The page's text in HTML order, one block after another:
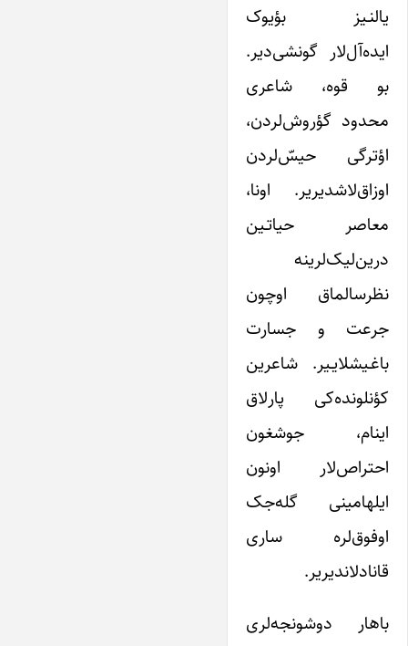
یالنـیز بؤیوک
ایده‌آل‌لار گونشی‌دیر.
بو قوه، شاعری
محدود گؤروش‌لردن،
اؤترگی حیسّ‌‌لردن
اوزاق‌لاشدیریر. اونا،
معاصر حیاتـین
درین‌لیک‌لرینه
نظرسالماق اوچون
جرعت و جسارت
باغـیشلایـیر. شاعرین
کؤنلونده‌کی پارلاق
اینام، جوشغون
احتراص‌لار اونون
ایلهامینی گله‌جک
اوفوق‌لره ساری
قانادلاندیریر.
باهار دوشونجه‌لری